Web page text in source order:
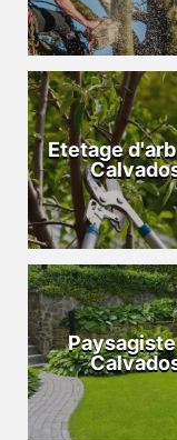
Etetage